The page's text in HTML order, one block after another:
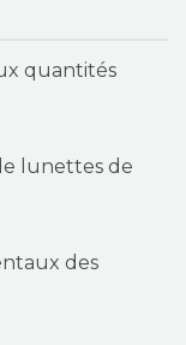
quantités
lunettes de
des